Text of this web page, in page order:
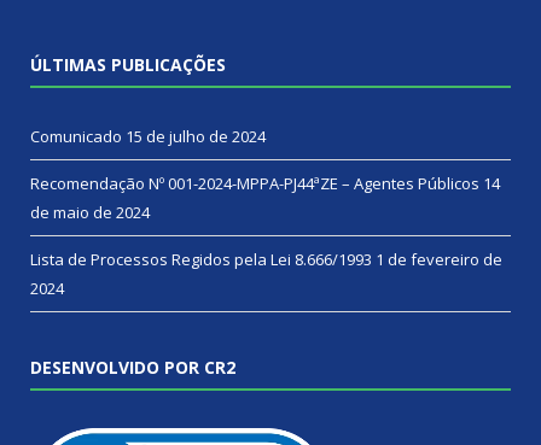
ÚLTIMAS PUBLICAÇÕES
Comunicado 15 de julho de 2024
Recomendação Nº 001-2024-MPPA-PJ44ªZE – Agentes Públicos 14
de maio de 2024
Lista de Processos Regidos pela Lei 8.666/1993 1 de fevereiro de
2024
DESENVOLVIDO POR CR2